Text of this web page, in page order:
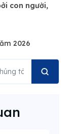
con người,
2026